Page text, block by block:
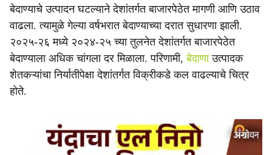
बेदाण्याचे उत्पादन घटल्याने देशांतर्गत बाजारपेठेत मागणी आणि उठाव
वाढला. त्यामुळे गेल्या वर्षभरात बेदाण्याच्या दरात सुधारणा झाली.
२०२५-२६ मध्ये २०२४-२५ च्या तुलनेत देशांतर्गत बाजारपेठेत
बेदाण्याला अधिक चांगला दर मिळाला. परिणामी,बेदाणाउत्पादक
शेतकऱ्यांचा निर्यातीपेक्षा देशांतर्गत विक्रीकडे कल वाढल्याचे चित्र
होते.